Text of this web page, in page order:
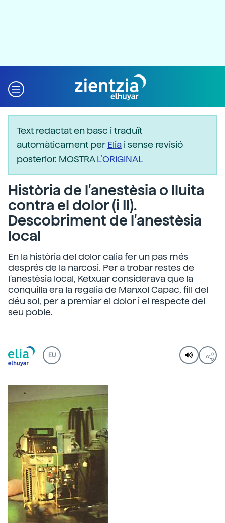
Text redactat en basc i traduït
automàticament perElia i sense revisió
posterior. MOSTRAL’ORIGINAL
Història de l'anestèsia o lluita
contra el dolor (i II).
Descobriment de l'anestèsia
local
En la història del dolor calia fer un pas més
després de la narcosi. Per a trobar restes de
l'anestèsia local, Ketxuar considerava que la
conquilla era la regalia de Manxol Capac, fill del
déu sol, per a premiar el dolor i el respecte del
seu poble.
EU